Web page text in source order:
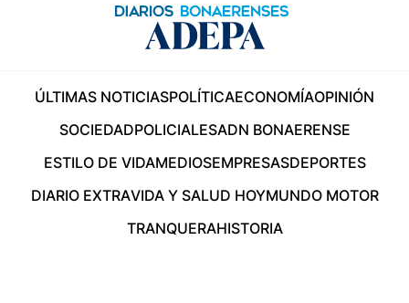
ÚLTIMAS NOTICIASPOLÍTICAECONOMÍAOPINIÓN
SOCIEDADPOLICIALESADN BONAERENSE
ESTILO DE VIDAMEDIOSEMPRESASDEPORTES
DIARIO EXTRAVIDA Y SALUD HOYMUNDO MOTOR
TRANQUERAHISTORIA